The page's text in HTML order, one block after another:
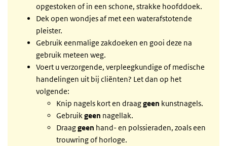
opgestoken of in een schone, strakke hoofddoek.
Dek open wondjes af met een waterafstotende
pleister.
Gebruik eenmalige zakdoeken en gooi deze na
gebruik meteen weg.
Voert u verzorgende, verpleegkundige of medische
handelingen uit bij cliënten? Let dan op het
volgende:
Knip nagels kort en draaggeen kunstnagels.
Gebruikgeen nagellak.
Draaggeen hand- en polssieraden, zoals een
trouwring of horloge.